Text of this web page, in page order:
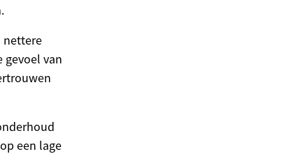
nettere
gevoel van
een lage